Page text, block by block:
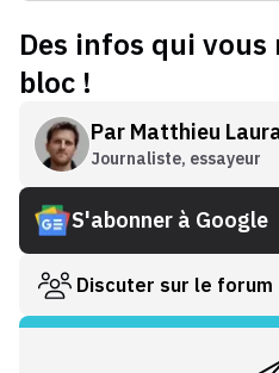
Des infos qui vous
bloc !
Par Matthieu
Journaliste, essayeur
S'abonner à Google
Discuter sur le forum